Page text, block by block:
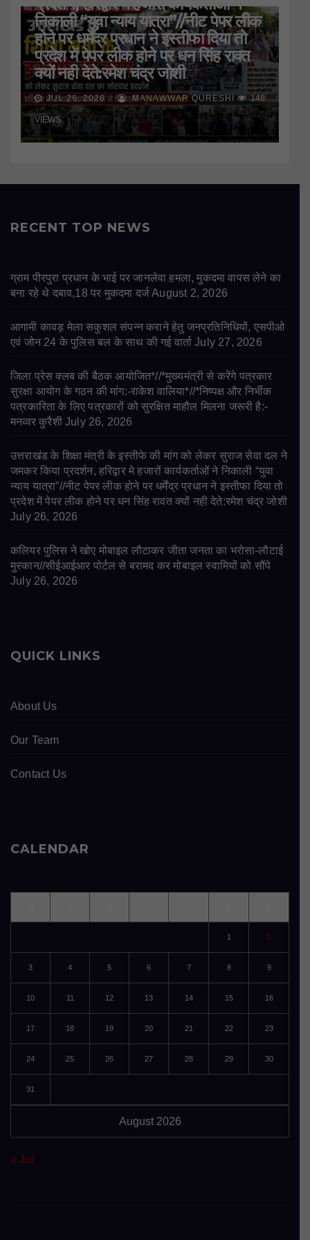
निकाली “युवा न्याय यात्रा”//नीट पेपर लीक
होने पर धर्मेंद्र प्रधान ने इस्तीफा दिया तो
प्रदेश में पेपर लीक होने पर धन सिंह रावत
क्यों नही देते:रमेश चंद्र जोशी
JUL 26, 2026 MANAWWAR QURESHI 148
VIEWS
RECENT TOP NEWS
ग्राम पीरपुरा प्रधान के भाई पर जानलेवा हमला, मुकदमा वापस लेने का
बना रहे थे दबाव,18 पर मुकदमा दर्ज August 2, 2026
आगामी कावड़ मेला सकुशल संपन्न कराने हेतु जनप्रतिनिधियों, एसपीओ
एवं जोन 24 के पुलिस बल के साथ की गई वार्ता July 27, 2026
जिला प्रेस क्लब की बैठक आयोजित*//*मुख्यमंत्री से करेंगे पत्रकार
सुरक्षा आयोग के गठन की मांग:-राकेश वालिया*//*निष्पक्ष और निर्भीक
पत्रकारिता के लिए पत्रकारों को सुरक्षित माहौल मिलना जरूरी है:-
मनव्वर कुरैशी July 26, 2026
उत्तराखंड के शिक्षा मंत्री के इस्तीफे की मांग को लेकर सुराज सेवा दल ने
जमकर किया प्रदर्शन, हरिद्वार मे हजारों कार्यकर्ताओं ने निकाली “युवा
न्याय यात्रा”//नीट पेपर लीक होने पर धर्मेंद्र प्रधान ने इस्तीफा दिया तो
प्रदेश में पेपर लीक होने पर धन सिंह रावत क्यों नही देते:रमेश चंद्र जोशी
July 26, 2026
कलियर पुलिस ने खोए मोबाइल लौटाकर जीता जनता का भरोसा-लौटाई
मुस्कान//सीईआईआर पोर्टल से बरामद कर मोबाइल स्वामियों को सौंपे
July 26, 2026
QUICK LINKS
About Us
Our Team
Contact Us
CALENDAR
August 2026
1 2
3 4 5 6 7 8 9
10 11 12 13 14 15 16
17 18 19 20 21 22 23
24 25 26 27 28 29 30
31
« Jul